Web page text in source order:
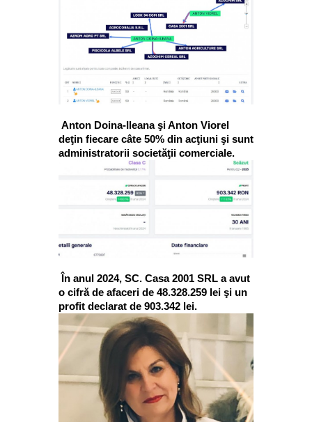
Anton Doina-Ileana şi Anton Viorel
deţin fiecare câte 50% din acţiuni şi sunt
administratorii societăţii comerciale.
În anul 2024, SC. Casa 2001 SRL a avut
o cifră de afaceri de 48.328.259 lei şi un
profit declarat de 903.342 lei.